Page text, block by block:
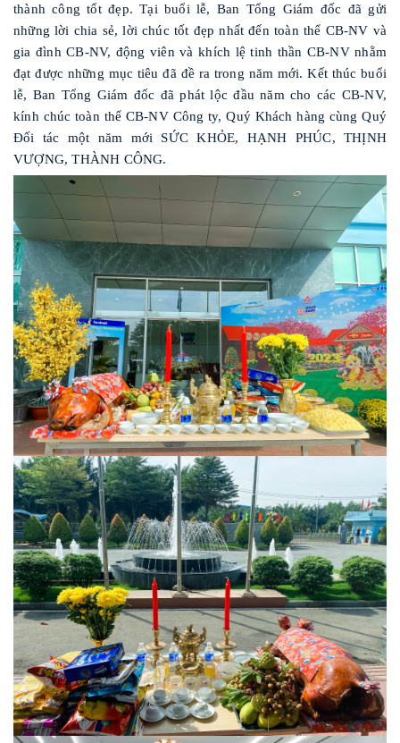
thành công tốt đẹp. Tại buổi lễ, Ban Tổng Giám đốc đã gửi
những lời chia sẻ, lời chúc tốt đẹp nhất đến toàn thể CB-NV và
gia đình CB-NV, động viên và khích lệ tinh thần CB-NV nhằm
đạt được những mục tiêu đã đề ra trong năm mới. Kết thúc buổi
lễ, Ban Tổng Giám đốc đã phát lộc đầu năm cho các CB-NV,
kính chúc toàn thể CB-NV Công ty, Quý Khách hàng cùng Quý
Đối tác một năm mới SỨC KHỎE, HẠNH PHÚC, THỊNH
VƯỢNG, THÀNH CÔNG.